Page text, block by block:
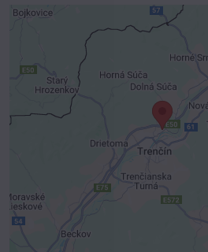
Externý obsah je
Voľbami
Prajete si načítať externý
Povoliť tentokrát
Povoliť a zapamätať - súhlas s
cookie: Funkčné